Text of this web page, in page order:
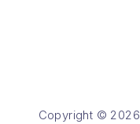
Copyright © 2026